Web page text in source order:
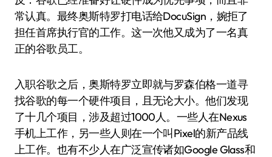
常认真。最终奥斯特罗打电话给DocuSign，婉拒了
担任首席执行官的工作。这一次他又成为了一名真
正的谷歌员工。
入职谷歌之后，奥斯特罗立即就与罗森伯格一道寻
找谷歌的每一个硬件项目，且无论大小。他们发现
了十几个项目，涉及超过1000人。一些人在Nexus
手机上工作，另一些人则在一个叫Pixel的新产品线
上工作。也有不少人在广泛宣传诸如Google Glass和